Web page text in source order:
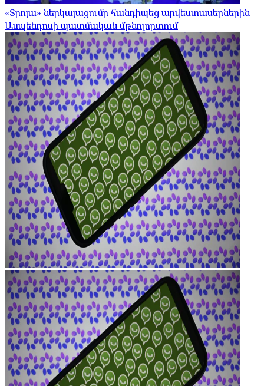
«Տրոյա» ներկայացումը հանդիպեց արվեստասերներին
Ասպենդոսի պատմական մթնոլորտում